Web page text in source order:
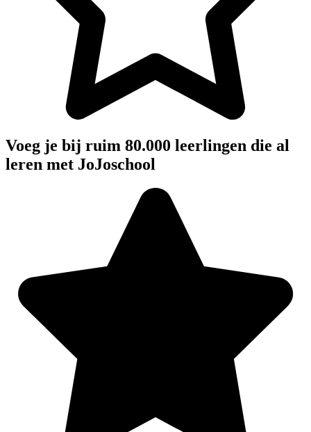
Voeg je bij ruim 80.000 leerlingen die al
leren met JoJoschool